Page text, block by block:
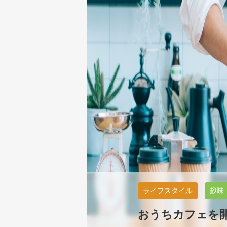
ライフスタイル 趣味
おうちカフェを